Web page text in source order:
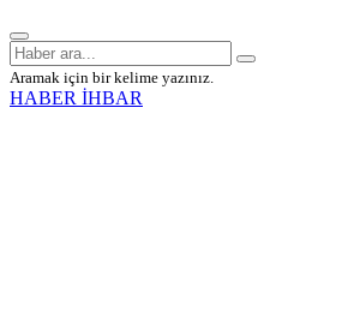
Aramak için bir kelime yazınız.
HABER İHBAR